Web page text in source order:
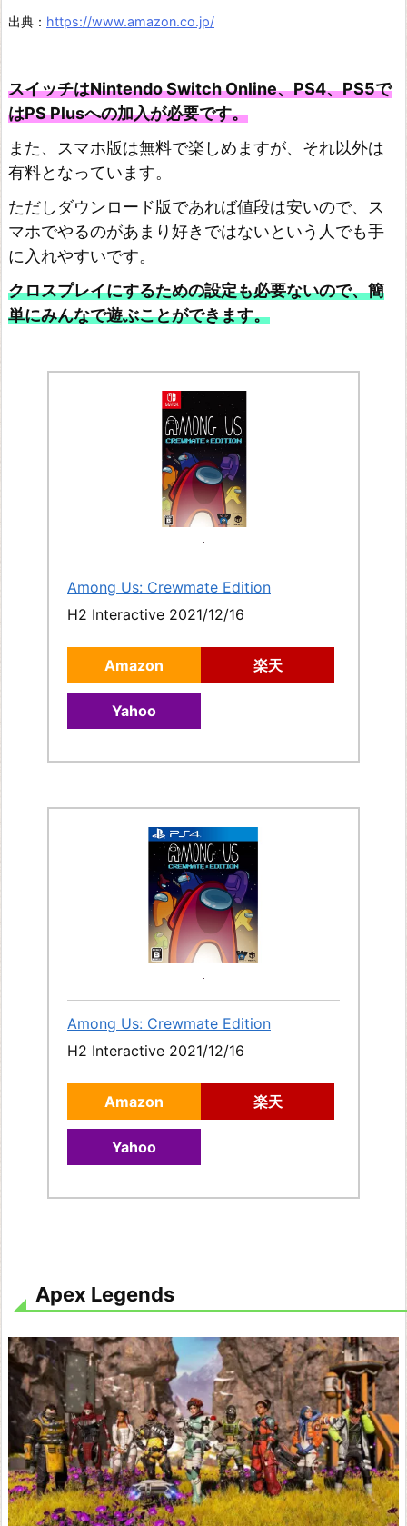
出典： https://www.amazon.co.jp/
スイッチはNintendo Switch Online、PS4、PS5で
はPS Plusへの加入が必要です。
また、スマホ版は無料で楽しめますが、それ以外は
有料となっています。
ただしダウンロード版であれば値段は安いので、ス
マホでやるのがあまり好きではないという人でも手
に入れやすいです。
クロスプレイにするための設定も必要ないので、簡
単にみんなで遊ぶことができます。
Among Us: Crewmate Edition
H2 Interactive 2021/12/16
Amazon 楽天
Yahoo
Among Us: Crewmate Edition
H2 Interactive 2021/12/16
Amazon 楽天
Yahoo
Apex Legends